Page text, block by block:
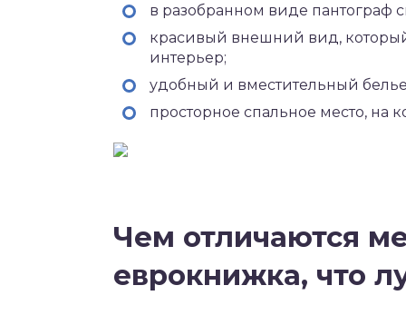
в разобранном виде пантограф
красивый внешний вид,
интерьер;
удобный и вместительный
просторное спальное место, на
Чем отличаются
еврокнижка, что